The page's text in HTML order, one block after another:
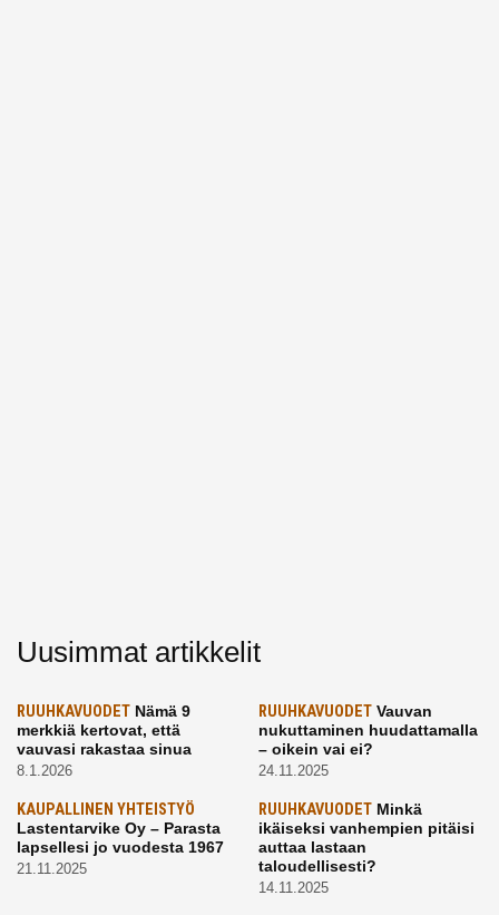
Uusimmat artikkelit
RUUHKAVUODET Nämä 9
merkkiä kertovat, että
vauvasi rakastaa sinua
8.1.2026
RUUHKAVUODETVauvan
nukuttaminen huudattamalla
– oikein vai ei?
24.11.2025
KAUPALLINEN YHTEISTYÖ
Lastentarvike Oy – Parasta
lapsellesi jo vuodesta 1967
21.11.2025
RUUHKAVUODETMinkä
ikäiseksi vanhempien pitäisi
auttaa lastaan
taloudellisesti?
14.11.2025